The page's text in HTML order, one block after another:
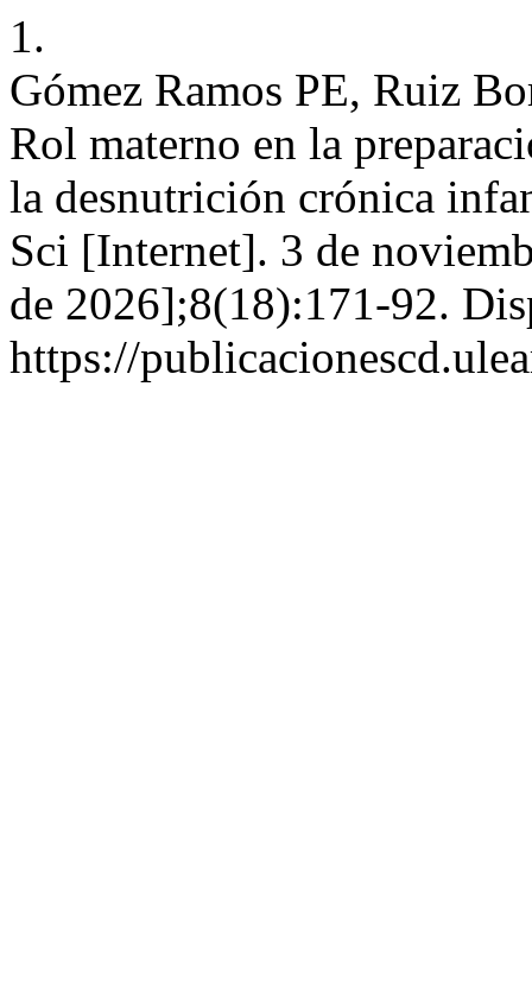
1.
Gómez Ramos PE, Ruiz
Rol materno en la
la desnutrición crónica
Sci [Internet]. 3 de
de 2026];8(18):171-92.
https://